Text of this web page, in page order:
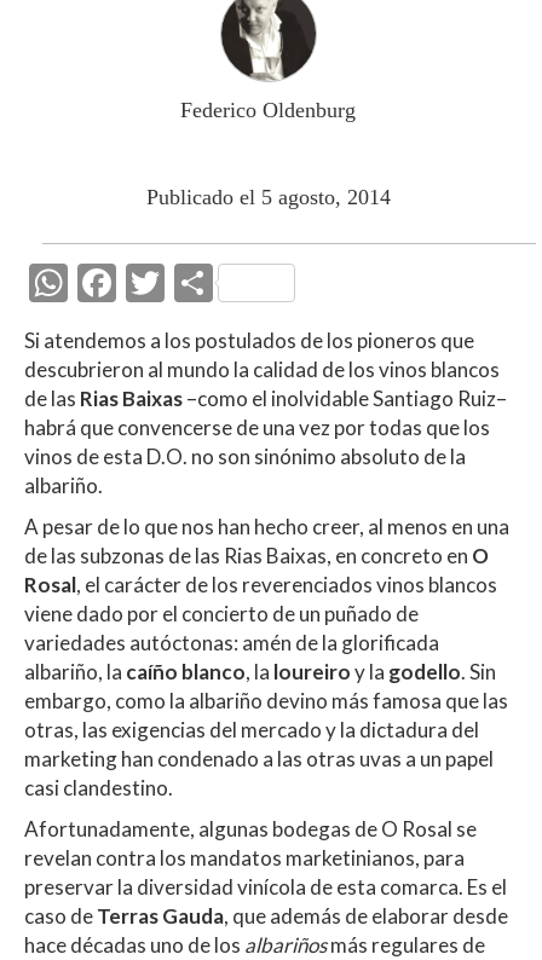
Federico Oldenburg
Publicado el 5 agosto, 2014
W
at
s
A
p
p
F
e
b
o
o
k
T
w
itt
er
C
o
m
p
ar
ti
r
Si atendemos a los postulados de los pioneros que
descubrieron al mundo la calidad de los vinos blancos
de las Rias Baixas–como el inolvidable Santiago Ruiz–
habrá que convencerse de una vez por todas que los
vinos de esta D.O. no son sinónimo absoluto de la
albariño.
A pesar de lo que nos han hecho creer, al menos en una
de las subzonas de las Rias Baixas, en concreto en O
Rosal, el carácter de los reverenciados vinos blancos
viene dado por el concierto de un puñado de
variedades autóctonas: amén de la glorificada
albariño, la caíño blanco, la loureiroy la godello. Sin
embargo, como la albariño devino más famosa que las
otras, las exigencias del mercado y la dictadura del
marketing han condenado a las otras uvas a un papel
casi clandestino.
Afortunadamente, algunas bodegas de O Rosal se
revelan contra los mandatos marketinianos, para
preservar la diversidad vinícola de esta comarca. Es el
caso deTerras Gauda, que además de elaborar desde
hace décadas uno de los albariñosmás regulares de